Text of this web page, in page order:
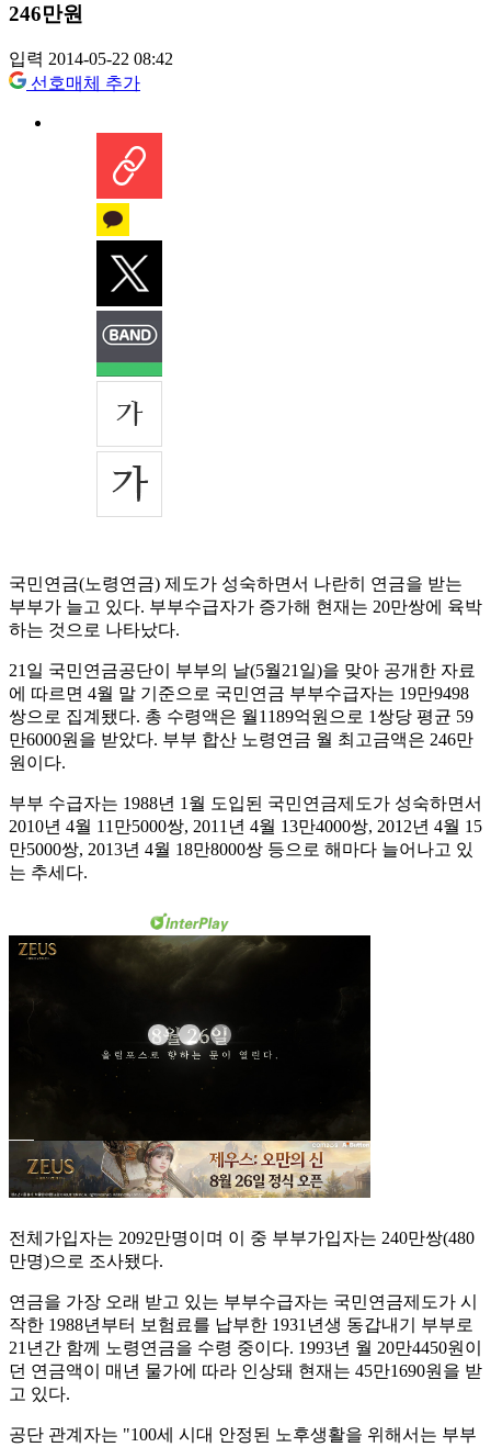
246만원
입력 2014-05-22 08:42
선호매체 추가
국민연금(노령연금) 제도가 성숙하면서 나란히 연금을 받는
부부가 늘고 있다. 부부수급자가 증가해 현재는 20만쌍에 육박
하는 것으로 나타났다.
21일 국민연금공단이 부부의 날(5월21일)을 맞아 공개한 자료
에 따르면 4월 말 기준으로 국민연금 부부수급자는 19만9498
쌍으로 집계됐다. 총 수령액은 월1189억원으로 1쌍당 평균 59
만6000원을 받았다. 부부 합산 노령연금 월 최고금액은 246만
원이다.
부부 수급자는 1988년 1월 도입된 국민연금제도가 성숙하면서
2010년 4월 11만5000쌍, 2011년 4월 13만4000쌍, 2012년 4월 15
만5000쌍, 2013년 4월 18만8000쌍 등으로 해마다 늘어나고 있
는 추세다.
전체가입자는 2092만명이며 이 중 부부가입자는 240만쌍(480
만명)으로 조사됐다.
연금을 가장 오래 받고 있는 부부수급자는 국민연금제도가 시
작한 1988년부터 보험료를 납부한 1931년생 동갑내기 부부로
21년간 함께 노령연금을 수령 중이다. 1993년 월 20만4450원이
던 연금액이 매년 물가에 따라 인상돼 현재는 45만1690원을 받
고 있다.
공단 관계자는 "100세 시대 안정된 노후생활을 위해서는 부부